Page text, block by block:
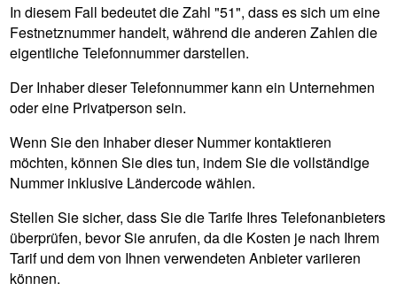
In diesem Fall bedeutet die Zahl "51", dass es sich um eine
Festnetznummer handelt, während die anderen Zahlen die
eigentliche Telefonnummer darstellen.
Der Inhaber dieser Telefonnummer kann ein Unternehmen
oder eine Privatperson sein.
Wenn Sie den Inhaber dieser Nummer kontaktieren
möchten, können Sie dies tun, indem Sie die vollständige
Nummer inklusive Ländercode wählen.
Stellen Sie sicher, dass Sie die Tarife Ihres Telefonanbieters
überprüfen, bevor Sie anrufen, da die Kosten je nach Ihrem
Tarif und dem von Ihnen verwendeten Anbieter variieren
können.